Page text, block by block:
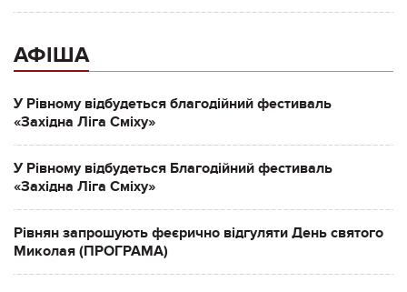
АФІША
У Рівному відбудеться благодійний фестиваль
«Західна Ліга Сміху»
У Рівному відбудеться Благодійний фестиваль
«Західна Ліга Сміху»
Рівнян запрошують феєрично відгуляти День святого
Миколая (ПРОГРАМА)